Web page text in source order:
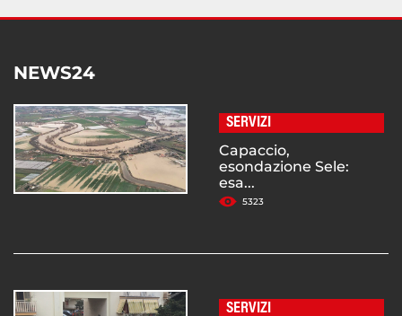
NEWS24
SERVIZI
Capaccio,
esondazione Sele:
esa...
5323
SERVIZI